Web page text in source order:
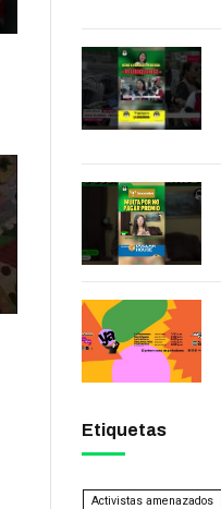
Etiquetas
Activistas amenazados